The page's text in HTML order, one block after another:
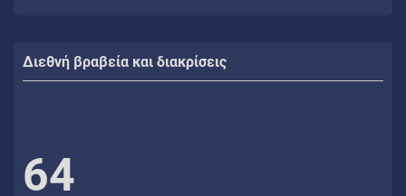
Διεθνή βραβεία και διακρίσεις
64